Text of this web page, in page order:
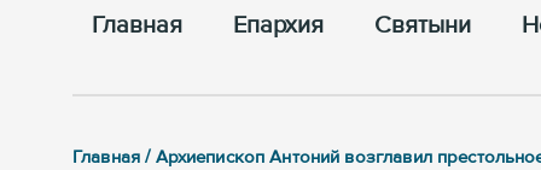
Главная Епархия Cвятыни
Главная / Архиепископ Антоний возглавил